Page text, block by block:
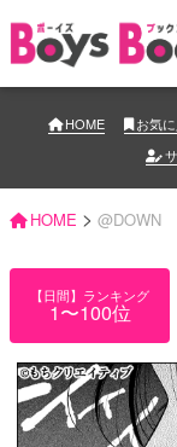
HOME お気
HOME > @DOWN
【日間】ランキング
1〜100位